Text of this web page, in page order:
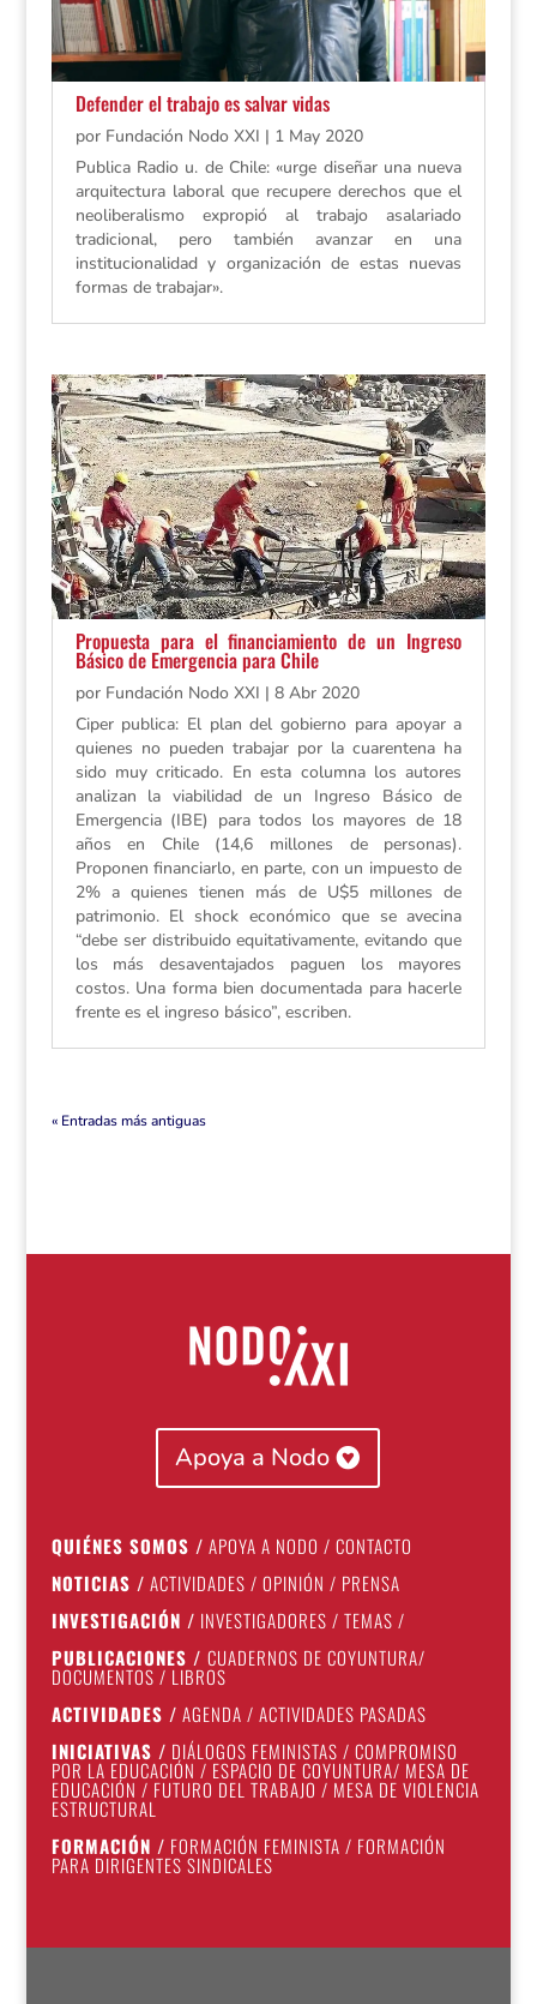
Defender el trabajo es salvar vidas
por Fundación Nodo XXI | 1 May 2020
Publica Radio u. de Chile: «urge diseñar una nueva
arquitectura laboral que recupere derechos que el
neoliberalismo expropió al trabajo asalariado
tradicional, pero también avanzar en una
institucionalidad y organización de estas nuevas
formas de trabajar».
Propuesta para el financiamiento de un Ingreso
Básico de Emergencia para Chile
por Fundación Nodo XXI | 8 Abr 2020
Ciper publica: El plan del gobierno para apoyar a
quienes no pueden trabajar por la cuarentena ha
sido muy criticado. En esta columna los autores
analizan la viabilidad de un Ingreso Básico de
Emergencia (IBE) para todos los mayores de 18
años en Chile (14,6 millones de personas).
Proponen financiarlo, en parte, con un impuesto de
2% a quienes tienen más de U$5 millones de
patrimonio. El shock económico que se avecina
“debe ser distribuido equitativamente, evitando que
los más desaventajados paguen los mayores
costos. Una forma bien documentada para hacerle
frente es el ingreso básico”, escriben.
« Entradas más antiguas
Apoya a Nodo
QUIÉNES SOMOS / APOYA A NODO / CONTACTO
NOTICIAS / ACTIVIDADES / OPINIÓN / PRENSA
INVESTIGACIÓN / INVESTIGADORES / TEMAS /
PUBLICACIONES / CUADERNOS DE COYUNTURA/
DOCUMENTOS / LIBROS
ACTIVIDADES / AGENDA / ACTIVIDADES PASADAS
INICIATIVAS / DIÁLOGOS FEMINISTAS / COMPROMISO
POR LA EDUCACIÓN / ESPACIO DE COYUNTURA/ MESA DE
EDUCACIÓN / FUTURO DEL TRABAJO / MESA DE VIOLENCIA
ESTRUCTURAL
FORMACIÓN / FORMACIÓN FEMINISTA / FORMACIÓN
PARA DIRIGENTES SINDICALES